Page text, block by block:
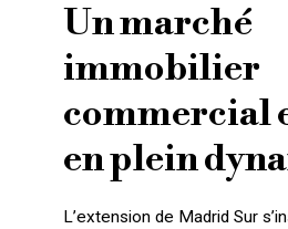
Un marché
immobilier
commercial
en plein
L’extension de Madrid Sur